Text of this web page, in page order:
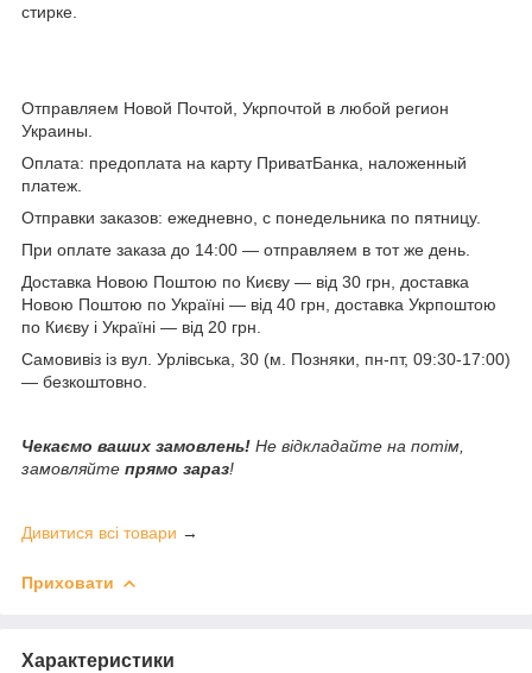
стирке.
Отправляем Новой Почтой, Укрпочтой в любой регион
Украины.
Оплата: предоплата на карту ПриватБанка, наложенный
платеж.
Отправки заказов: ежедневно, с понедельника по пятницу.
При оплате заказа до 14:00 — отправляем в тот же день.
Доставка Новою Поштою по Києву — від 30 грн, доставка
Новою Поштою по Україні — від 40 грн, доставка Укрпоштою
по Києву і Україні — від 20 грн.
Самовивіз із вул. Урлівська, 30 (м. Позняки, пн-пт, 09:30-17:00)
— безкоштовно.
Чекаємо ваших замовлень! Не відкладайте на потім,
замовляйте прямо зараз!
Дивитися всі товари →
Приховати
Характеристики